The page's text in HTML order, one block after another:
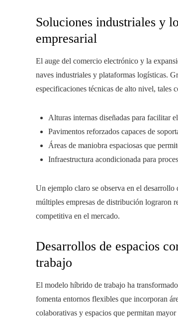
Soluciones industriales y
empresarial
El auge del comercio electrónico y la
naves industriales y plataformas logísticas.
especificaciones técnicas de alto nivel, tales
Alturas internas diseñadas para facilitar
Pavimentos reforzados capaces de
Áreas de maniobra espaciosas que
Infraestructura acondicionada para
Un ejemplo claro se observa en el
múltiples empresas de distribución lograron
competitiva en el mercado.
Desarrollos de espacios
trabajo
El modelo híbrido de trabajo ha
fomenta entornos flexibles que incorporan
colaborativas y espacios que permitan